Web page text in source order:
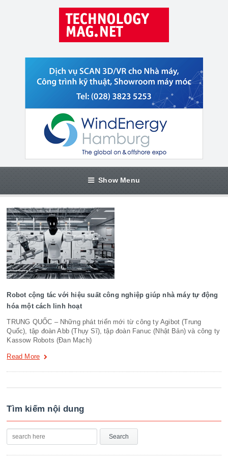
Show Menu
Robot cộng tác với hiệu suất công nghiệp giúp nhà máy tự động
hóa một cách linh hoạt
TRUNG QUỐC – Những phát triển mới từ công ty Agibot (Trung
Quốc), tập đoàn Abb (Thụy Sĩ), tập đoàn Fanuc (Nhật Bản) và công ty
Kassow Robots (Đan Mạch)
Read More
Tìm kiếm nội dung